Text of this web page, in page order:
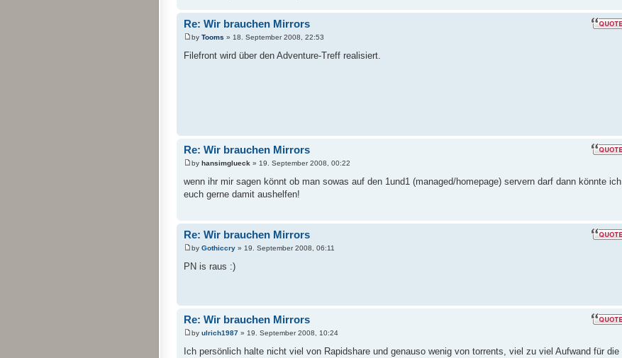
Re: Wir brauchen Mirrors
by Tooms » 18. September 2008, 22:53
Filefront wird über den Adventure-Treff realisiert.
Re: Wir brauchen Mirrors
by hansimglueck » 19. September 2008, 00:22
wenn ihr mir sagen könnt ob man sowas auf den 1und1 (managed/homepage) servern darf dann könnte ich
euch gerne damit aushelfen!
Re: Wir brauchen Mirrors
by Gothiccry » 19. September 2008, 06:11
PN is raus :)
Re: Wir brauchen Mirrors
by ulrich1987 » 19. September 2008, 10:24
Ich persönlich halte nicht viel von Rapidshare und genauso wenig von torrents, viel zu viel Aufwand für die